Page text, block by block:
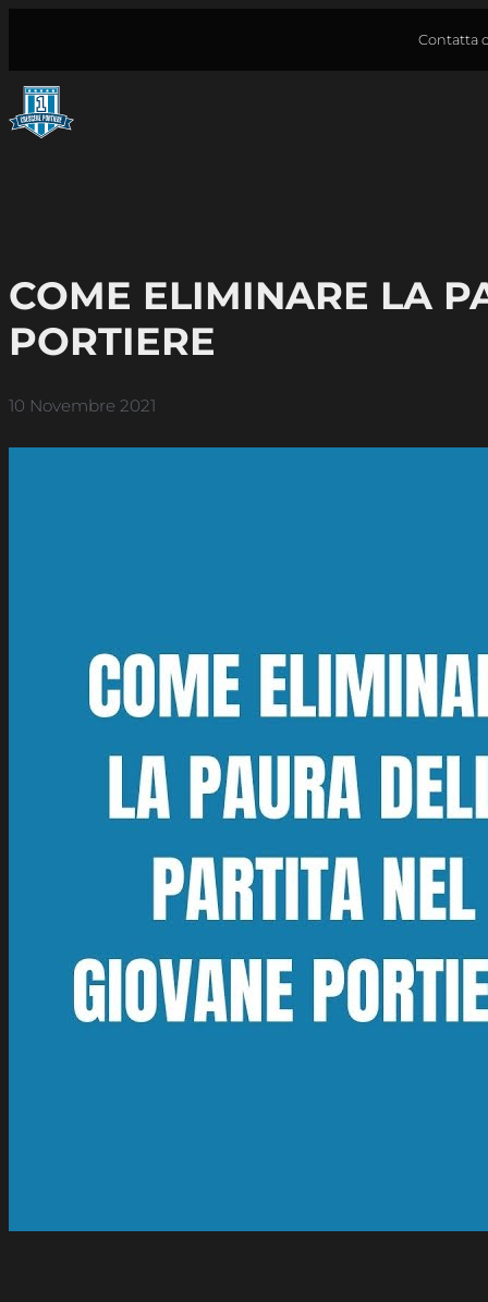
contenuto
Contatta
COME ELIMINARE LA
PORTIERE
10 Novembre 2021